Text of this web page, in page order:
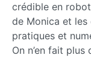
crédible en
de Monica et
pratiques et
On n’en fait